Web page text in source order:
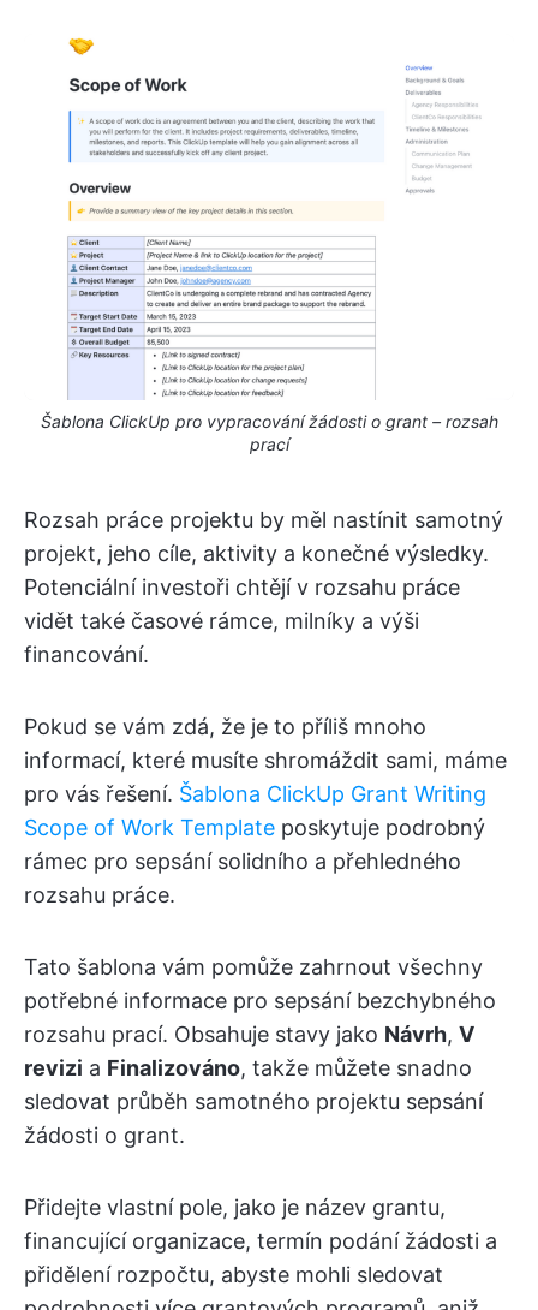
Šablona ClickUp pro vypracování žádosti o grant – rozsah
prací
Rozsah práce projektu by měl nastínit samotný
projekt, jeho cíle, aktivity a konečné výsledky.
Potenciální investoři chtějí v rozsahu práce
vidět také časové rámce, milníky a výši
financování.
Pokud se vám zdá, že je to příliš mnoho
informací, které musíte shromáždit sami, máme
pro vás řešení. Šablona ClickUp Grant Writing
Scope of Work Template poskytuje podrobný
rámec pro sepsání solidního a přehledného
rozsahu práce.
Tato šablona vám pomůže zahrnout všechny
potřebné informace pro sepsání bezchybného
rozsahu prací. Obsahuje stavy jako Návrh, V
revizi a Finalizováno, takže můžete snadno
sledovat průběh samotného projektu sepsání
žádosti o grant.
Přidejte vlastní pole, jako je název grantu,
financující organizace, termín podání žádosti a
přidělení rozpočtu, abyste mohli sledovat